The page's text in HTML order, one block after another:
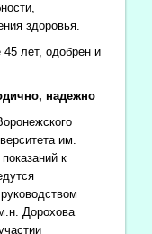
здоровья.
лет, одобрен и
надежно
им.
к
Дорохова